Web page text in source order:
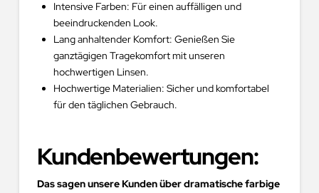
Intensive Farben: Für einen auffälligen und
beeindruckenden Look.
Lang anhaltender Komfort: Genießen Sie
ganztägigen Tragekomfort mit unseren
hochwertigen Linsen.
Hochwertige Materialien: Sicher und komfortabel
für den täglichen Gebrauch.
Kundenbewertungen:
Das sagen unsere Kunden über dramatische farbige